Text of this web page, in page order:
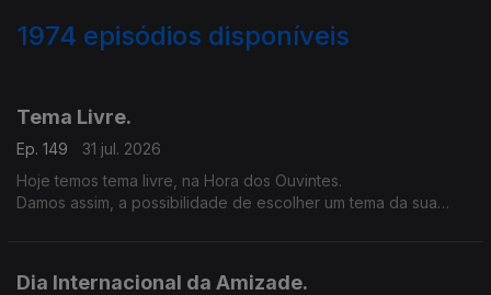
1974 episódios disponíveis
Tema Livre.
Ep. 149
31 jul. 2026
Hoje temos tema livre, na Hora dos Ouvintes.
Damos assim, a possibilidade de escolher um tema da sua
Dia Internacional da Amizade.